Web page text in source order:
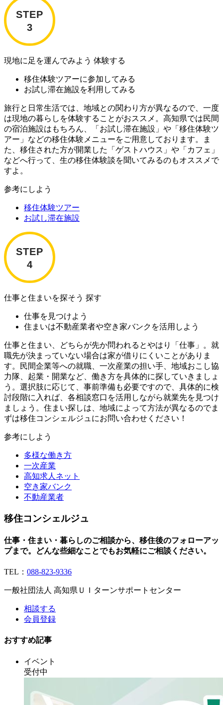
現地に足を運んでみよう 体験する
移住体験ツアーに参加してみる
お試し滞在施設を利用してみる
旅行と日常生活では、地域との関わり方が異なるので、一度
は現地の暮らしを体験することがおススメ。高知県では民間
の宿泊施設はもちろん、「お試し滞在施設」や「移住体験ツ
アー」などの移住体験メニューをご用意しております。ま
た、移住された方が開業した「ゲストハウス」や「カフェ」
などへ行って、生の移住体験談を聞いてみるのもオススメで
すよ。
参考にしよう
移住体験ツアー
お試し滞在施設
仕事と住まいを探そう 探す
仕事を見つけよう
住まいは不動産業者や空き家バンクを活用しよう
仕事と住まい、どちらが先か問われるとやはり「仕事」。就
職先が決まっていない場合は家が借りにくいことがありま
す。民間企業等への就職、一次産業の担い手、地域おこし協
力隊、起業・開業など、働き方を具体的に探していきましょ
う。選択肢に応じて、事前準備も必要ですので、具体的に検
討段階に入れば、各相談窓口を活用しながら就業先を見つけ
ましょう。住まい探しは、地域によって方法が異なるのでま
ずは移住コンシェルジュにお問い合わせください！
参考にしよう
多様な働き方
一次産業
高知求人ネット
空き家バンク
不動産業者
移住コンシェルジュ
仕事・住まい・暮らしのご相談から、移住後のフォローアッ
プまで。どんな些細なことでもお気軽にご相談ください。
TEL： 088-823-9336
一般社団法人 高知県ＵＩターンサポートセンター
相談する
会員登録
おすすめ記事
イベント
受付中